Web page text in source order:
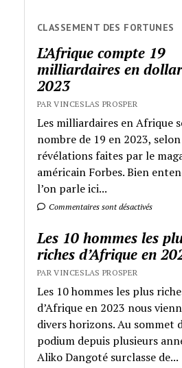
CLASSEMENT DES FORTUNES
L’Afrique compte 19
milliardaires en
2023
PAR VINCESLAS PROSPER
Les milliardaires en Afrique
nombre de 19 en 2023,
révélations faites par le
américain Forbes. Bien
l’on parle ici...
Commentaires sont désactivés
Les 10 hommes les
riches d’Afrique en
PAR VINCESLAS PROSPER
Les 10 hommes les plus
d’Afrique en 2023 nous
divers horizons. Au sommet
podium depuis plusieurs
Aliko Dangoté surclasse de...